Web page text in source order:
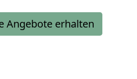
Angebote erhalten